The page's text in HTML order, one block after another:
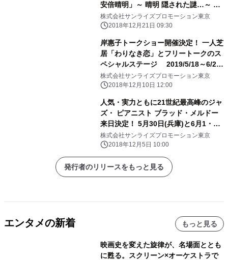
安倍晴明」～ 晴明 隠された謎…～
取材会レポート
株式会社サンライズプロモーション東京
2018年12月21日 09:30
岸惠子トークショー開催決定！ 一人芝
居「わりなき恋」とフリートークのス
ペシャルステージ 2019/5/18～6/27
全国主要都市
株式会社サンライズプロモーション東京
2018年12月10日 12:00
人気・実力ともに21世紀最高峰のジャ
ズ・ ピアニスト ブラッド・メルドー
来日決定！ 5月30日(兵庫)と6月1・3
日(東京)でトリオ＆ソロ公演開催
株式会社サンライズプロモーション東京
2018年12月5日 10:00
発行者のリリースをもっと見る
エンタメの新着 もっと見る
映画史を変えた旋律が、名場面ととも
に甦る。スクリーン×オーケストラで